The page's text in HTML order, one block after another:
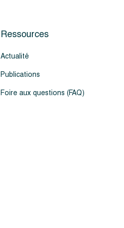
Ressources
Actualité
Publications
Foire aux questions (FAQ)